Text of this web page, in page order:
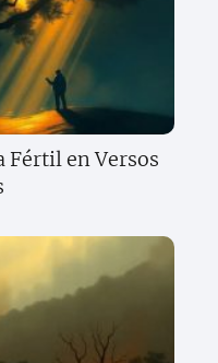
Fértil en Versos